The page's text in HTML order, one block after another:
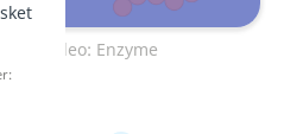
Zum Video: Enzyme